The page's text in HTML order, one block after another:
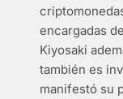
encargadas
Kiyosaki
también es
manifestó su